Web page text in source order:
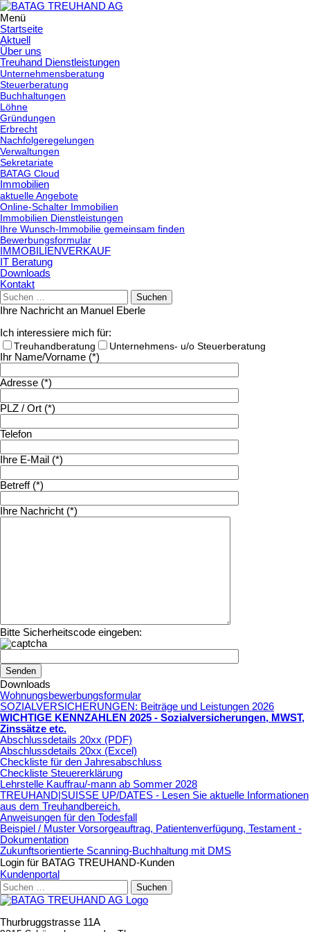
Menü
Springe
zum
Inhalt
Startseite
Aktuell
Über uns
Treuhand Dienstleistungen
Unternehmensberatung
Steuerberatung
Buchhaltungen
Löhne
Gründungen
Erbrecht
Nachfolgeregelungen
Verwaltungen
Sekretariate
BATAG Cloud
Immobilien
aktuelle Angebote
Online-Schalter Immobilien
Immobilien Dienstleistungen
Ihre Wunsch-Immobilie gemeinsam finden
Bewerbungsformular
IMMOBILIENVERKAUF
IT Beratung
Downloads
Kontakt
Suchen
nach:
Ihre Nachricht an Manuel Eberle
Ich interessiere mich für:
Treuhandberatung
Unternehmens- u/o Steuerberatung
Ihr Name/Vorname (*)
Adresse (*)
PLZ / Ort (*)
Telefon
Ihre E-Mail (*)
Betreff (*)
Ihre Nachricht (*)
Bitte Sicherheitscode eingeben:
Downloads
Wohnungsbewerbungsformular
SOZIALVERSICHERUNGEN: Beiträge und Leistungen 2026
WICHTIGE KENNZAHLEN 2025 - Sozialversicherungen, MWST,
Zinssätze etc.
Abschlussdetails 20xx (PDF)
Abschlussdetails 20xx (Excel)
Checkliste für den Jahresabschluss
Checkliste Steuererklärung
Lehrstelle Kauffrau/-mann ab Sommer 2028
TREUHAND|SUISSE UP/DATES - Lesen Sie aktuelle Informationen
aus dem Treuhandbereich.
Anweisungen für den Todesfall
Beispiel / Muster Vorsorgeauftrag, Patientenverfügung, Testament -
Dokumentation
Zukunftsorientierte Scanning-Buchhaltung mit DMS
Login für BATAG TREUHAND-Kunden
Kundenportal
Suchen
nach:
Thurbruggstrasse 11A